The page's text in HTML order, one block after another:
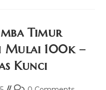
Timur
Mulai 100k –
Kunci